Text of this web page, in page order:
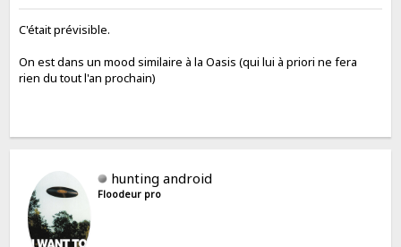
C'était prévisible.
On est dans un mood similaire à la Oasis (qui lui à priori ne fera
rien du tout l'an prochain)
hunting android
Floodeur pro